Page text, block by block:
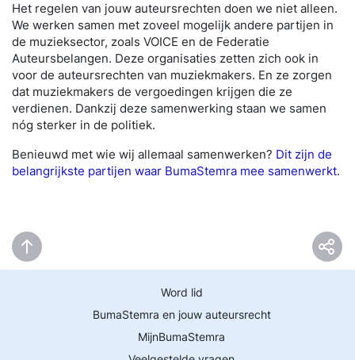
Het regelen van jouw auteursrechten doen we niet alleen.
We werken samen met zoveel mogelijk andere partijen in
de muzieksector, zoals VOICE en de Federatie
Auteursbelangen. Deze organisaties zetten zich ook in
voor de auteursrechten van muziekmakers. En ze zorgen
dat muziekmakers de vergoedingen krijgen die ze
verdienen. Dankzij deze samenwerking staan we samen
nóg sterker in de politiek.
Benieuwd met wie wij allemaal samenwerken? Dit zijn de
belangrijkste partijen waar BumaStemra mee samenwerkt.
Word lid
BumaStemra en jouw auteursrecht
MijnBumaStemra